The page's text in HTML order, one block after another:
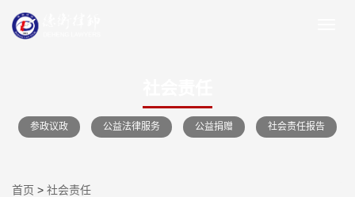
参政议政 公益法律服务 公益捐赠 社会责任报告
首页 > 社会责任